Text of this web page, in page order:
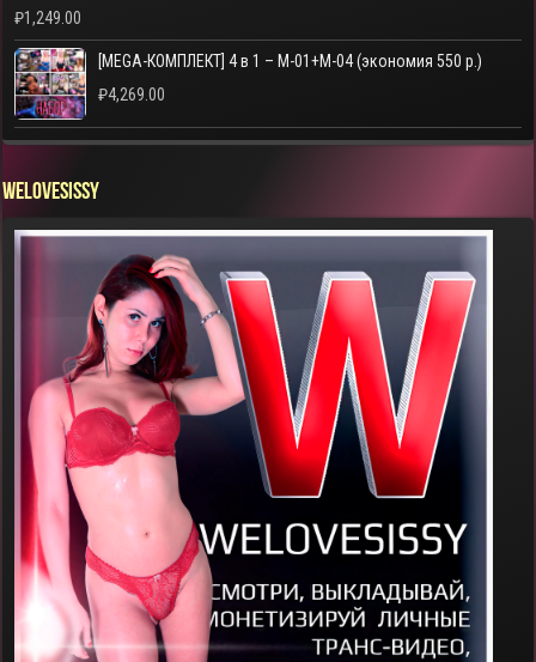
₽1,249.00
[MEGA-КОМПЛЕКТ] 4 в 1 – M-01+M-04 (экономия 550 р.)
₽4,269.00
WELOVESISSY